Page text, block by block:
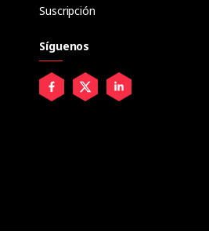
Suscripción
Síguenos